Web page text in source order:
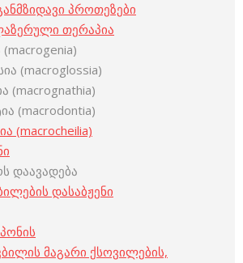
პროთეზები
თერაპია
(macroglossia)
(macrognathia)
(macrodontia)
(macrocheilia)
დაავადება
დასაბჟენი
მაგარი ქსოვილების,